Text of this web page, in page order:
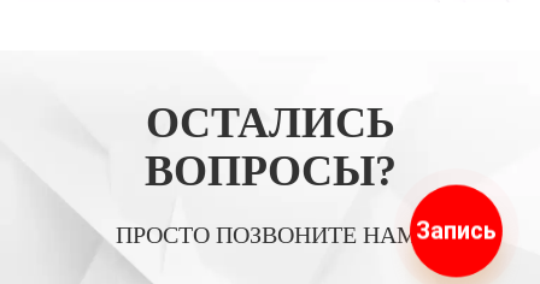
Запись
ОСТАЛИСЬ
ВОПРОСЫ?
ПРОСТО ПОЗВОНИТЕ НАМ: